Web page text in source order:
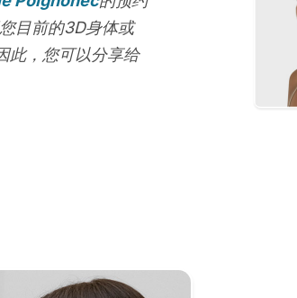
目前的3D身体或
此，您可以分享给